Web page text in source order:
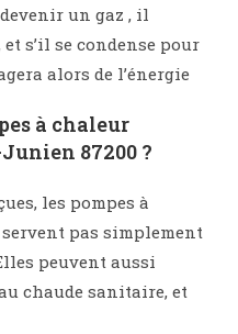
un gaz , il
s’il se condense pour
alors de l’énergie
à chaleur
87200 ?
les pompes à
pas simplement
peuvent aussi
chaude sanitaire, et